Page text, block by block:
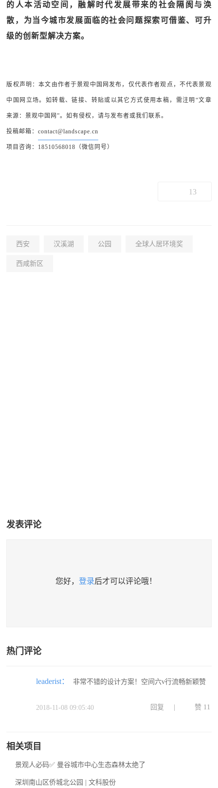
的人本活动空间，融解时代发展带来的社会隔阂与涣
散，为当今城市发展面临的社会问题探索可借鉴、可升
级的创新型解决方案。
版权声明：本文由作者于景观中国网发布，仅代表作者观点，不代表景观
中国网立场。如转载、链接、转贴或以其它方式使用本稿，需注明“文章
来源：景观中国网”。如有侵权，请与发布者或我们联系。
投稿邮箱：contact@landscape.cn
项目咨询：18510568018（微信同号）
13
西安 汉溪湖 公园 全球人居环境奖
西咸新区
发表评论
您好， 登录后才可以评论哦！
热门评论
leaderist： 非常不错的设计方案！空间六v行流畅新颖赞
2018-11-08 09:05:40 回复 赞 11
相关项目
景观人必码✅ 曼谷城市中心生态森林太绝了
深圳南山区侨城北公园 | 文科股份